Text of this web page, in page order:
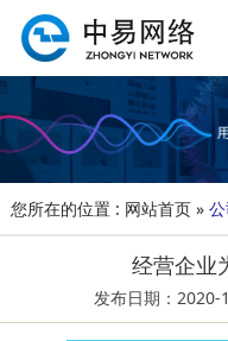
您所在的位置 : 网站首页»
经营企业
发布日期：2020-